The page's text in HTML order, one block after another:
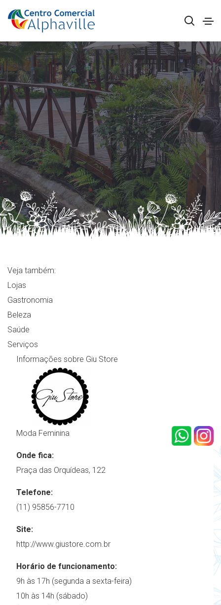
Veja também:
Lojas
Gastronomia
Beleza
Saúde
Serviços
Informações sobre Giu Store
Moda Feminina
Onde fica:
Praça das Orquídeas, 122
Telefone:
(11) 95856-7710
Site:
http://www.giustore.com.br
Horário de funcionamento:
9h às 17h (segunda a sexta-feira)
10h às 14h (sábado)